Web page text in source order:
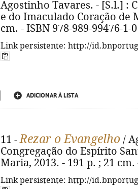
Agostinho Tavares. - [S.l.] :
e do Imaculado Coração de
cm. - ISBN 978-989-99476-1-0
Link persistente: http://
ADICIONAR À LISTA
11 -Rezar o Evangelho /
Congregação do Espírito
Maria, 2013. - 191 p. ; 21 cm.
Link persistente: http://